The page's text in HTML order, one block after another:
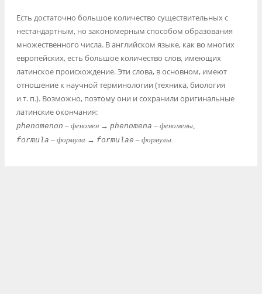
Есть достаточно большое количество существительных с
нестандартным, но закономерным способом образования
множественного числа. В английском языке, как во многих
европейских, есть большое количество слов, имеющих
латинское происхождение. Эти слова, в основном, имеют
отношение к научной терминологии (техника, биология
и т. п.). Возможно, поэтому они и сохранили оригинальные
латинские окончания:
phenomenon – феномен → phenomena – феномены
formula – формула → formulae – формулы